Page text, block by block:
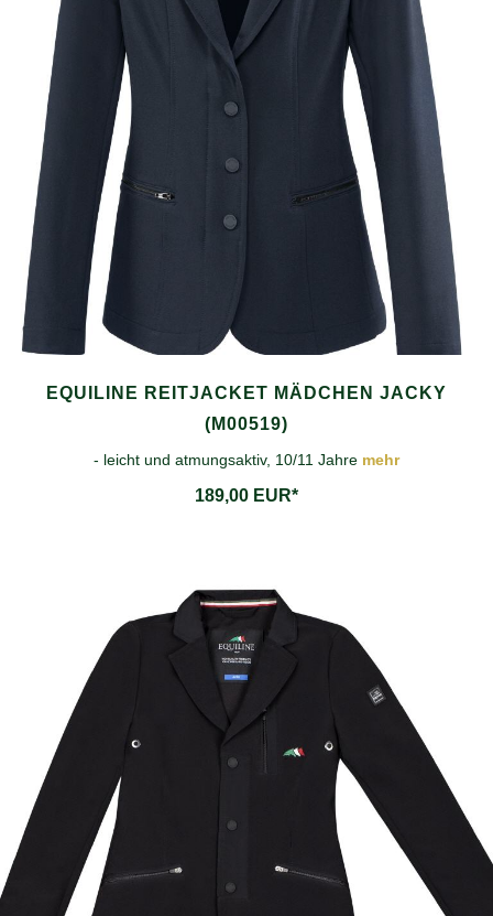
EQUILINE REITJACKET MÄDCHEN JACKY
(M00519)
- leicht und atmungsaktiv, 10/11 Jahre mehr
189,00 EUR*